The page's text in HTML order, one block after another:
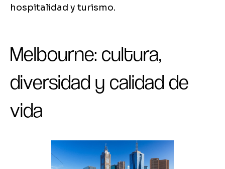
hospitalidad y turismo.
Melbourne: cultura,
diversidad y calidad de
vida